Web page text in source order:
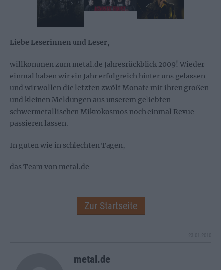
Liebe Leserinnen und Leser,
willkommen zum metal.de Jahresrückblick 2009! Wieder
einmal haben wir ein Jahr erfolgreich hinter uns gelassen
und wir wollen die letzten zwölf Monate mit ihren großen
und kleinen Meldungen aus unserem geliebten
schwermetallischen Mikrokosmos noch einmal Revue
passieren lassen.
In guten wie in schlechten Tagen,
das Team von metal.de
Zur Startseite
metal.de